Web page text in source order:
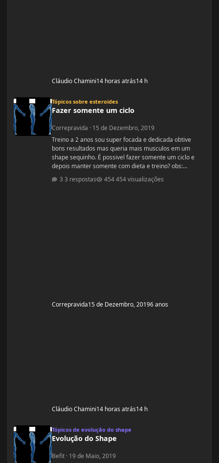
Cláudio Chamini14 horas atrás14 h
Tópicos sobre esteroides
Fazer somente um ciclo
Correpravida · 15 de Dezembro, 2019
Treino a 2 anos sou super focada e dedicada obtive
bons resultados mas queria mais musculos em um
shape sequinho. É possivel fazer somente um ciclo e
depois manter somente com dieta e treino? obs:
desculpe se ja tiver esse tópico, procurei mais não
encontrei
3 respostas 454 visualizações
Correpravida15 de Dezembro, 20196 anos
Cláudio Chamini14 horas atrás14 h
Tópicos de evolução do shape
Evolução do Shape
Befit · 19 de Maio, 2019